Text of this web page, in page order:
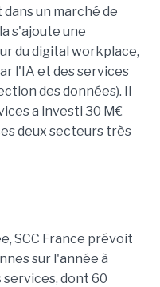
un marché de
s'ajoute une
du digital workplace,
l'IA et des services
des données). Il
a investi 30 M€
deux secteurs très
SCC France prévoit
sur l'année à
dont 60